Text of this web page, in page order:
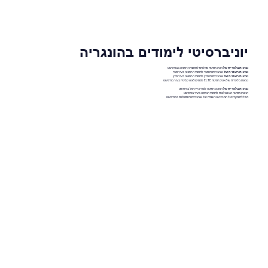
יוניברסיטי לימודים בהונגריה
נציגות בלעדית שלאוניברסיטת סמלוויס לתחומי הרפואה בבודפשט
נציגות רשמית שלאוניברסיטת סגד לתחומי הרפואה בעיר סגד
נציגות רשמית שלאוניברסיטת פייץ לתחומי הרפואה בעיר פייץ
נציגות בלעדית של אוניברסיטת ELTE לפסיכולוגיה קלינית בעיר בודפשט
נציגות בלעדית שלהאוניברסיטה לוטרינריה של בודפשט
האוניברסיטה הטכנולוגית לתחומי הנדסה בעיר בודפשט
מכללת מקדניאל המכינה הרשמית של אוניברסיטת סמלוויס בבודפשט